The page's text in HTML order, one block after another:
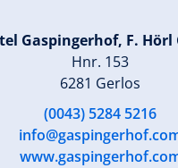
Gaspingerhof, F. Hörl
Hnr. 153
6281 Gerlos
(0043) 5284 5216